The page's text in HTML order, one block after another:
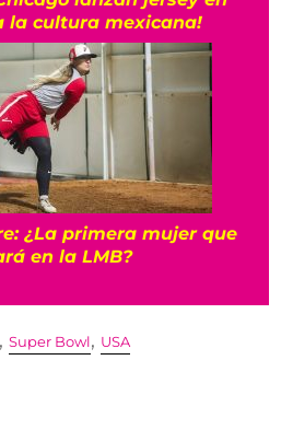
la cultura mexicana!
¿La primera mujer que
en la LMB?
,Super Bowl, USA